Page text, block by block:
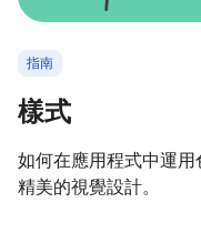
指南
樣式
如何在應用程式中運
精美的視覺設計。